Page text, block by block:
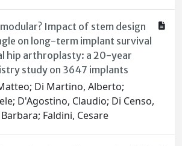
Impact of stem design
on long-term implant survival
hip arthroplasty: a 20-year
study on 3647 implants
Di Martino, Alberto;
D'Agostino, Claudio; Di Censo,
Faldini, Cesare